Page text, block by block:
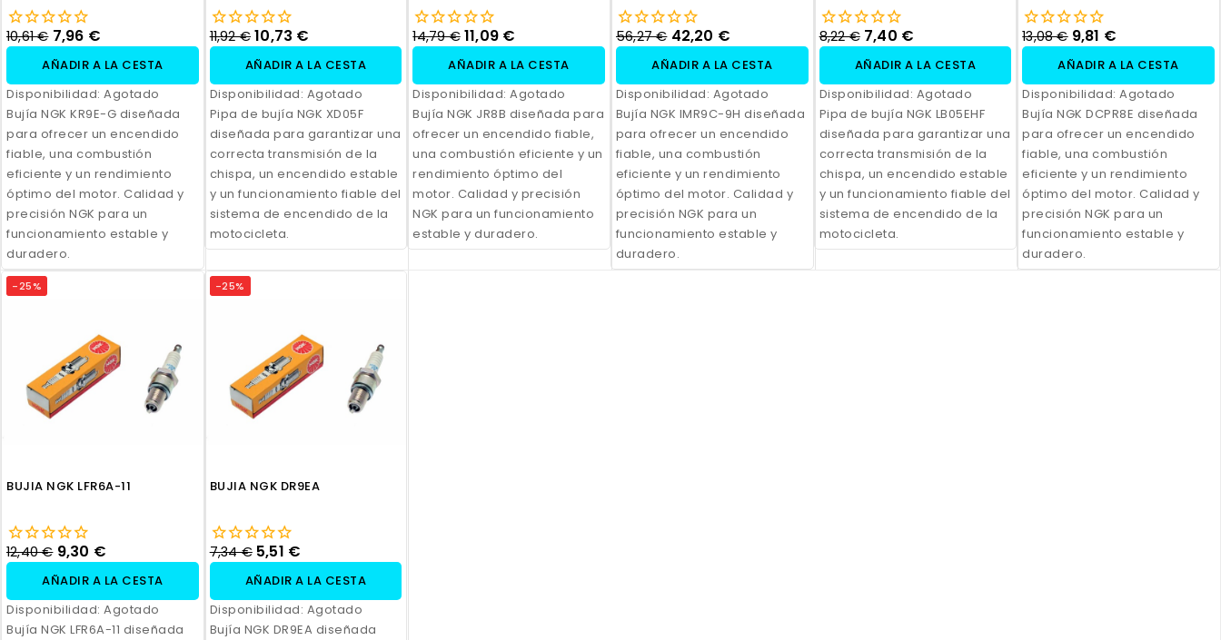
10,61 € 7,96 €
AÑADIR A LA CESTA
Disponibilidad: Agotado
Bujía NGK KR9E-G diseñada
para ofrecer un encendido
fiable, una combustión
eficiente y un rendimiento
óptimo del motor. Calidad y
precisión NGK para un
funcionamiento estable y
duradero.
XD05F
11,92 € 10,73 €
AÑADIR A LA CESTA
Disponibilidad: Agotado
Pipa de bujía NGK XD05F
diseñada para garantizar una
correcta transmisión de la
chispa, un encendido estable
y un funcionamiento fiable del
sistema de encendido de la
motocicleta.
14,79 € 11,09 €
AÑADIR A LA CESTA
Disponibilidad:Agotado
Bujía NGK JR8B diseñada para
ofrecer un encendido fiable,
una combustión eficiente y un
rendimiento óptimo del
motor. Calidad y precisión
NGK para un funcionamiento
estable y duradero.
56,27 € 42,20 €
AÑADIR A LA CESTA
Disponibilidad: Agotado
Bujía NGK IMR9C-9H diseñada
para ofrecer un encendido
fiable, una combustión
eficiente y un rendimiento
óptimo del motor. Calidad y
precisión NGK para un
funcionamiento estable y
duradero.
8,22 € 7,40 €
AÑADIR A LA CESTA
Disponibilidad: Agotado
Pipa de bujía NGK LB05EHF
diseñada para garantizar una
correcta transmisión de la
chispa, un encendido estable
y un funcionamiento fiable del
sistema de encendido de la
motocicleta.
13,08 € 9,81 €
AÑADIR A LA CESTA
Disponibilidad:Agotado
Bujía NGK DCPR8E diseñada
para ofrecer un encendido
fiable, una combustión
eficiente y un rendimiento
óptimo del motor. Calidad y
precisión NGK para un
funcionamiento estable y
duradero.
-25%
BUJIA NGK LFR6A-11
12,40 € 9,30 €
AÑADIR A LA CESTA
Disponibilidad: Agotado
Bujía NGK LFR6A-11 diseñada
-25%
BUJIA NGK DR9EA
7,34 € 5,51 €
AÑADIR A LA CESTA
Disponibilidad: Agotado
Bujía NGK DR9EA diseñada